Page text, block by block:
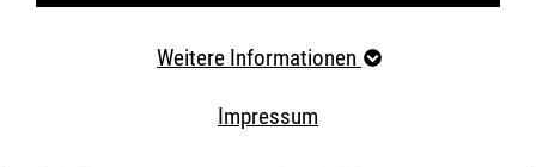
Erforderliche Cookies
der Webseite benötigt. Dadurch ist gewährleistet, dass
die Webseite einwandfrei funktioniert..
Weitere Informationen
Impressum